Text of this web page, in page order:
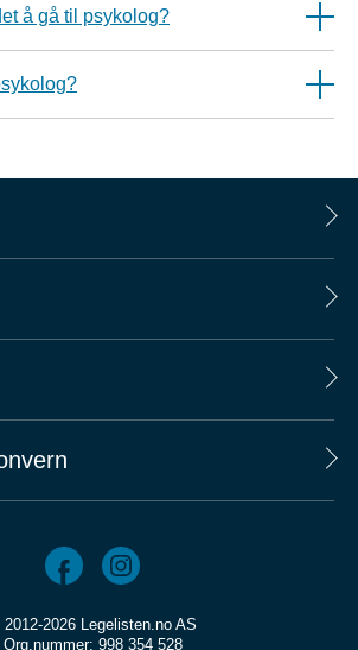
å gå til psykolog?
2026 Legelisten.no AS
Org.nummer: 998 354 528